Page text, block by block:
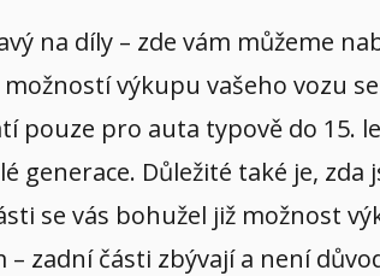
na díly – zde vám můžeme
výkupu vašeho vozu
pouze pro auta typově do 15.
generace. Důležité také je,
se vás bohužel již možnost
zadní části zbývají a není